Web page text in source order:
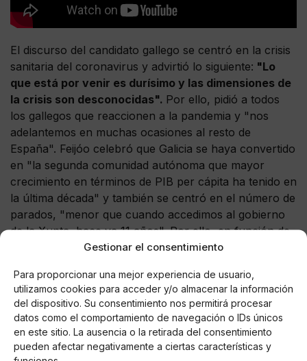
Gestionar el consentimiento
Para proporcionar una mejor experiencia de usuario,
utilizamos cookies para acceder y/o almacenar la información
del dispositivo. Su consentimiento nos permitirá procesar
datos como el comportamiento de navegación o IDs únicos
en este sitio. La ausencia o la retirada del consentimiento
pueden afectar negativamente a ciertas características y
El discurso del candidato gallego se centró en la crisis
sanitaria del coronavirus y advirtió lo siguiente: "Lo
que está por venir es durísimo y las dimensiones de
la crisis son desconocidas". Por ello, pidió a todos
los gallegos que reaccionen a la pandemia y "nos
adelantemos en muchas ocasiones al resto de
España". Feijóo celebró que Galicia se haya convertido
en "la segunda comunidad autónoma que mayor
crecimiento en términos de PIB per cápita ha tenido en
la última década" y también se centró en el número de
parados, "menor que cuando accedimos al gobierno
de la Xunta, hace ya 11 años". Por ello, en función de
estos datos y como uno de los presidentes
Gobierno de España y me pongo a su disposición y
por eso le pido que sea leal y constructivo con Galicia
como Galicia lo es con España”.